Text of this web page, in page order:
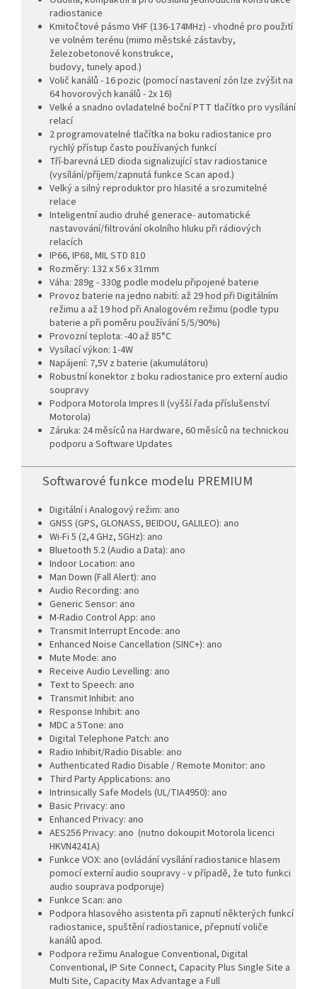
radiostanice
Kmitočtové pásmo VHF (136-174MHz) - vhodné pro použití
ve volném terénu (mimo městské zástavby,
železobetonové konstrukce,
budovy, tunely apod.)
Volič kanálů - 16 pozic (pomocí nastavení zón lze zvýšit na
64 hovorových kanálů - 2x 16)
Velké a snadno ovladatelné boční PTT tlačítko pro vysílání
relací
2 programovatelné tlačítka na boku radiostanice pro
rychlý přístup často používaných funkcí
Tří-barevná LED dioda signalizující stav radiostanice
(vysílání/příjem/zapnutá funkce Scan apod.)
Velký a silný reproduktor pro hlasité a srozumitelné
relace
Inteligentní audio druhé generace- automatické
nastavování/filtrování okolního hluku při rádiových
relacích
IP66, IP68, MIL STD 810
Rozměry: 132 x 56 x 31mm
Váha: 289g - 330g podle modelu připojené baterie
Provoz baterie na jedno nabití: až 29 hod při Digitálním
režimu a až 19 hod při Analogovém režimu (podle typu
baterie a při poměru používání 5/5/90%)
Provozní teplota: -40 až 85°C
Vysílací výkon: 1-4W
Napájení: 7,5V z baterie (akumulátoru)
Robustní konektor z boku radiostanice pro externí audio
soupravy
Podpora Motorola Impres II (vyšší řada příslušenství
Motorola)
Záruka: 24 měsíců na Hardware, 60 měsíců na technickou
podporu a Software Updates
Softwarové funkce modelu PREMIUM
Digitální i Analogový režim: ano
GNSS (GPS, GLONASS, BEIDOU, GALILEO): ano
Wi-Fi 5 (2,4 GHz, 5GHz): ano
Bluetooth 5.2 (Audio a Data): ano
Indoor Location: ano
Man Down (Fall Alert): ano
Audio Recording: ano
Generic Sensor: ano
M-Radio Control App: ano
Transmit Interrupt Encode: ano
Enhanced Noise Cancellation (SINC+): ano
Mute Mode: ano
Receive Audio Levelling: ano
Text to Speech: ano
Transmit Inhibit: ano
Response Inhibit: ano
MDC a 5Tone: ano
Digital Telephone Patch: ano
Radio Inhibit/Radio Disable: ano
Authenticated Radio Disable / Remote Monitor: ano
Third Party Applications: ano
Intrinsically Safe Models (UL/TIA4950): ano
Basic Privacy: ano
Enhanced Privacy: ano
AES256 Privacy: ano (nutno dokoupit Motorola licenci
HKVN4241A)
Funkce VOX: ano (ovládání vysílání radiostanice hlasem
pomocí externí audio soupravy - v případě, že tuto funkci
audio souprava podporuje)
Funkce Scan: ano
Podpora hlasového asistenta při zapnutí některých funkcí
radiostanice, spuštění radiostanice, přepnutí voliče
kanálů apod.
Podpora režimu Analogue Conventional, Digital
Conventional, IP Site Connect, Capacity Plus Single Site a
Multi Site, Capacity Max Advantage a Full